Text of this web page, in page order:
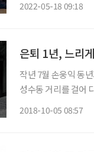
2022-05-18 09:18
은퇴 1년, 느리
작년 7월 손웅익 동
성수동 거리를 걸어
2018-10-05 08:57